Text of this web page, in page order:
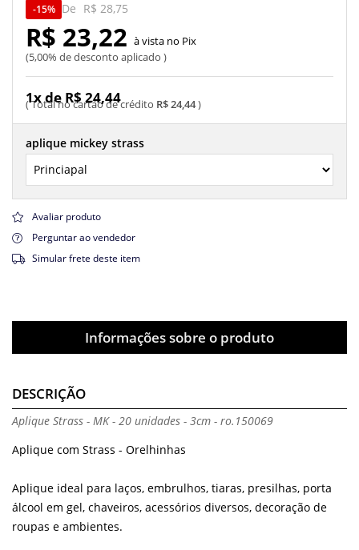
De R$ 28,75
R$ 24,44
15%
1x de R$ 24,44
R$ 23,22
5,00% de desconto aplicado
Pix
aplique mickey strass
Avaliar produto
Perguntar ao vendedor
Simular frete deste item
Informações sobre o produto
DESCRIÇÃO
Aplique Strass - MK - 20 unidades - 3cm - ro.150069
Aplique com Strass - Orelhinhas
Aplique ideal para laços, embrulhos, tiaras, presilhas, porta
álcool em gel, chaveiros, acessórios diversos, decoração de
roupas e ambientes.